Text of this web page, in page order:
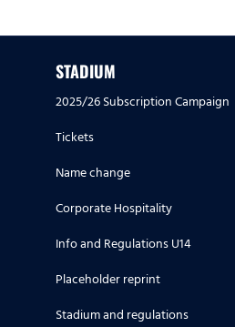
nuovi corsi di inglese, in presenza o
STADIUM
2025/26 Subscription Campaign
Tickets
Name change
Corporate Hospitality
Info and Regulations U14
Placeholder reprint
Stadium and regulations